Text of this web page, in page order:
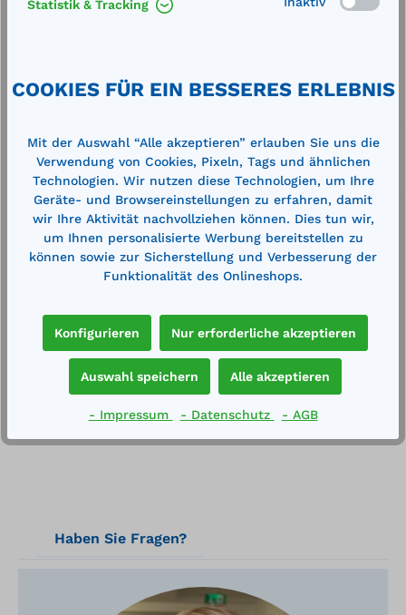
Lieferung frei Haus
Zertifizierte Qualität
mit Drehgelenk, Anschluss Tülle DN 19
Technische Daten
Haben Sie Fragen?
Statistik & Tracking
COOKIES FÜR EIN BESSERES ERLEBNIS
Mit der Auswahl “Alle akzeptieren” erlauben Sie uns die
Verwendung von Cookies, Pixeln, Tags und ähnlichen
Technologien. Wir nutzen diese Technologien, um Ihre
Geräte- und Browsereinstellungen zu erfahren, damit
wir Ihre Aktivität nachvollziehen können. Dies tun wir,
um Ihnen personalisierte Werbung bereitstellen zu
können sowie zur Sicherstellung und Verbesserung der
Funktionalität des Onlineshops.
Konfigurieren Nur erforderliche akzeptieren
Auswahl speichern Alle akzeptieren
- Impressum - Datenschutz - AGB